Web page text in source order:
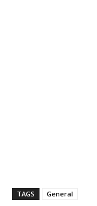
TAGS General